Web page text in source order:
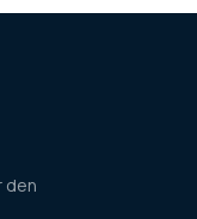
den